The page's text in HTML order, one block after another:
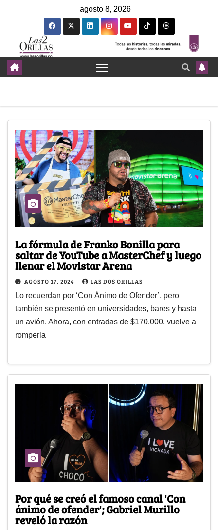
agosto 8, 2026
La fórmula de Franko Bonilla para
saltar de YouTube a MasterChef y luego
llenar el Movistar Arena
AGOSTO 17, 2024 LAS DOS ORILLAS
Lo recuerdan por ‘Con Ánimo de Ofender’, pero
también se presentó en universidades, bares y hasta
un avión. Ahora, con entradas de $170.000, vuelve a
romperla
Por qué se creó el famoso canal 'Con
ánimo de ofender'; Gabriel Murillo
reveló la razón